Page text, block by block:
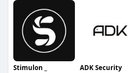
Stimulon _ ADK Security